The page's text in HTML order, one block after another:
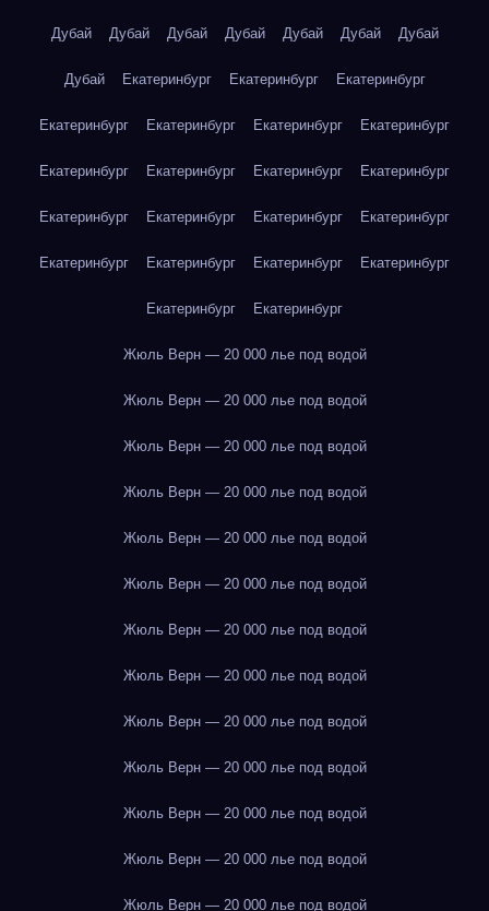
Дубай Дубай Дубай Дубай Дубай Дубай Дубай
Дубай Екатеринбург Екатеринбург Екатеринбург
Екатеринбург Екатеринбург Екатеринбург Екатеринбург
Екатеринбург Екатеринбург Екатеринбург Екатеринбург
Екатеринбург Екатеринбург Екатеринбург Екатеринбург
Екатеринбург Екатеринбург Екатеринбург Екатеринбург
Екатеринбург Екатеринбург
Жюль Верн — 20 000 лье под водой
Жюль Верн — 20 000 лье под водой
Жюль Верн — 20 000 лье под водой
Жюль Верн — 20 000 лье под водой
Жюль Верн — 20 000 лье под водой
Жюль Верн — 20 000 лье под водой
Жюль Верн — 20 000 лье под водой
Жюль Верн — 20 000 лье под водой
Жюль Верн — 20 000 лье под водой
Жюль Верн — 20 000 лье под водой
Жюль Верн — 20 000 лье под водой
Жюль Верн — 20 000 лье под водой
Жюль Верн — 20 000 лье под водой